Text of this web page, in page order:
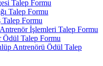
Talep Formu
Talep Formu
Talep Formu
İşlemleri Talep Formu
Ödül Talep Formu
Antrenörü Ödül Talep